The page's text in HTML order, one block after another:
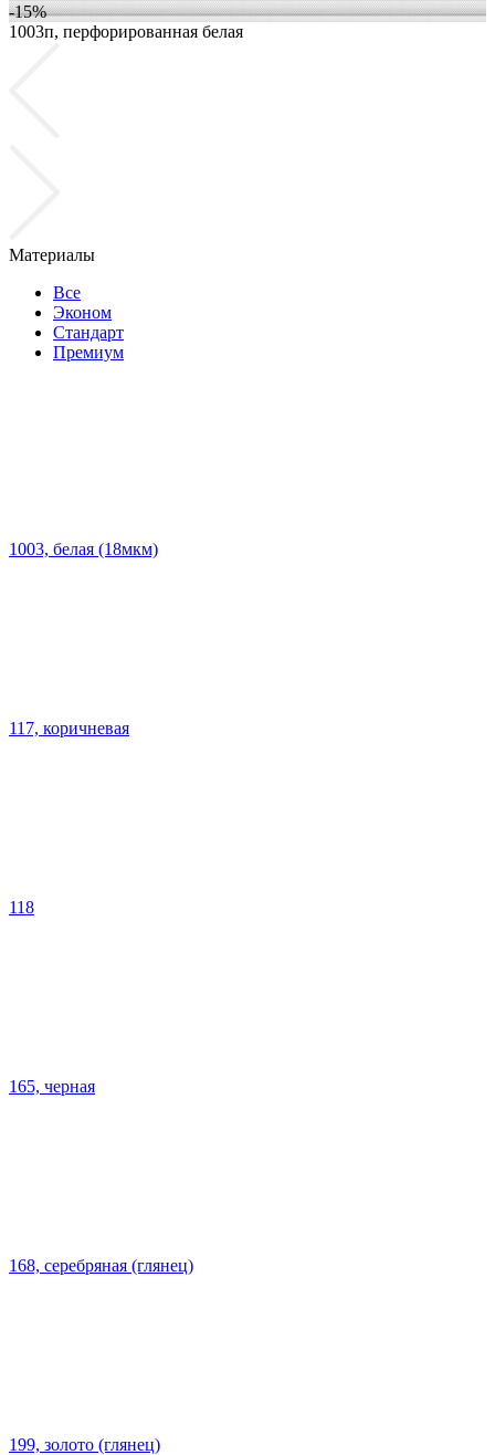
-15%
1003п, перфорированная белая
Материалы
Все
Эконом
Стандарт
Премиум
1003, белая (18мкм)
117, коричневая
118
165, черная
168, серебряная (глянец)
199, золото (глянец)